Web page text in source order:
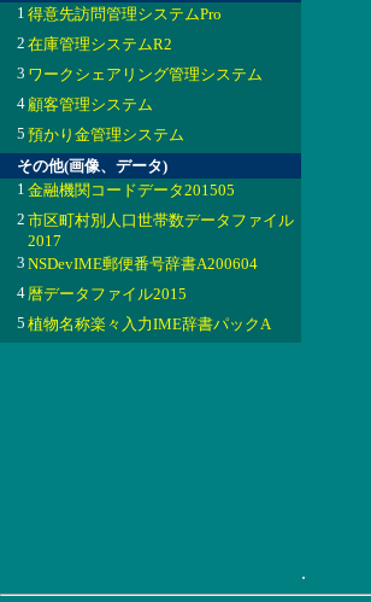
1 得意先訪問管理システムPro
2 在庫管理システムR2
3 ワークシェアリング管理システム
4顧客管理システム
5 預かり金管理システム
その他(画像、データ)
1 金融機関コードデータ201505
2 市区町村別人口世帯数データファイル
2017
3 NSDevIME郵便番号辞書A200604
4暦データファイル2015
5 植物名称楽々入力IME辞書パックA
.